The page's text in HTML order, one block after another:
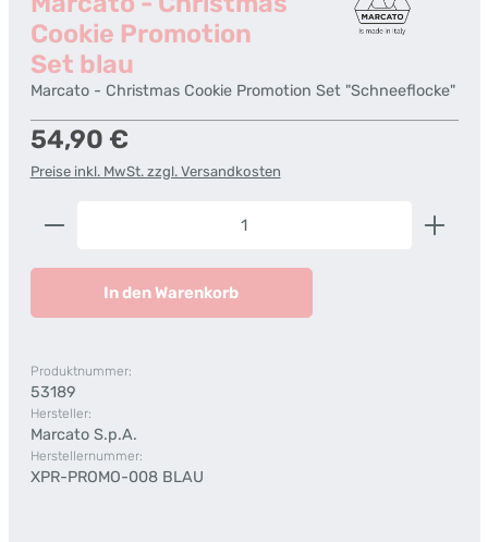
Cookie Promotion
Set blau
Marcato - Christmas Cookie Promotion Set "Schneeflocke"
Regulärer Preis:
54,90 €
Preise inkl. MwSt. zzgl. Versandkosten
Produkt Anzahl: Gib den gewünschten Wert ein
In den Warenkorb
Produktnummer:
53189
Hersteller:
Marcato S.p.A.
Herstellernummer:
XPR-PROMO-008 BLAU